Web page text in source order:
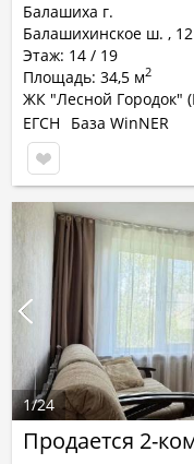
Балашиха г.
Балашихинское ш. , 12
Этаж: 14 / 19
Площадь: 34,5 м2
ЖК "Лесной Городок"
ЕГСН
База WinNER
Продается 2-
1/24